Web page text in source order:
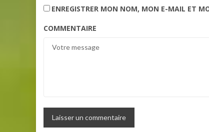
ENREGISTRER MON NOM, MON E-MAIL ET
COMMENTAIRE